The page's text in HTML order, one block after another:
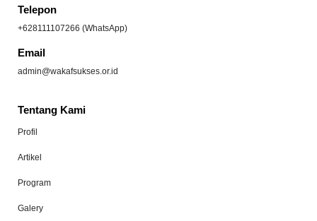
Telepon
+628111107266 (WhatsApp)
Email
admin@wakafsukses.or.id
Tentang Kami
Profil
Artikel
Program
Galery